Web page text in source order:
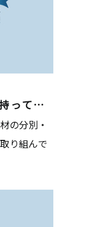
解体後にも責任を持っています！
の分別・
り組んで